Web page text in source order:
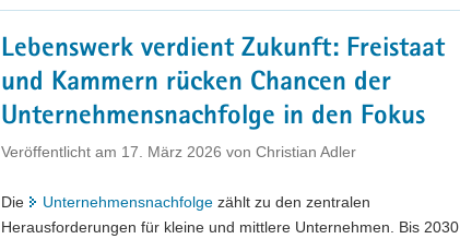
I«
für
und
Arbeit
Sachsen
vor"
Lebenswerk verdient Zukunft: Freistaat
und Kammern rücken Chancen der
Unternehmensnachfolge in den Fokus
Veröffentlicht am 17. März 2026 von Christian Adler
Die Unternehmensnachfolge zählt zu den zentralen
Herausforderungen für kleine und mittlere Unternehmen. Bis 2030